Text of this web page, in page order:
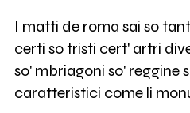
I matti de roma sai so
certi so tristi cert' artri
so' mbriagoni so' reggine
caratteristici come li